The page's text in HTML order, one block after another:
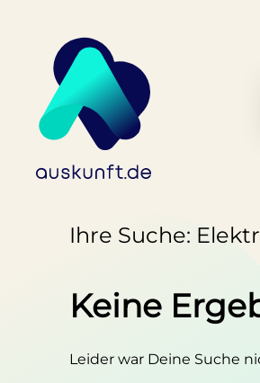
Ihre Suche:
Keine
Leider war Deine Suche